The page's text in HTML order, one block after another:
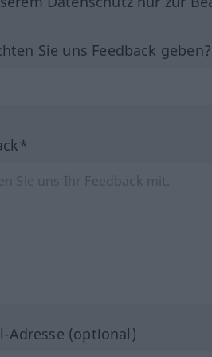
Sie uns Feedback
Adresse (optional)